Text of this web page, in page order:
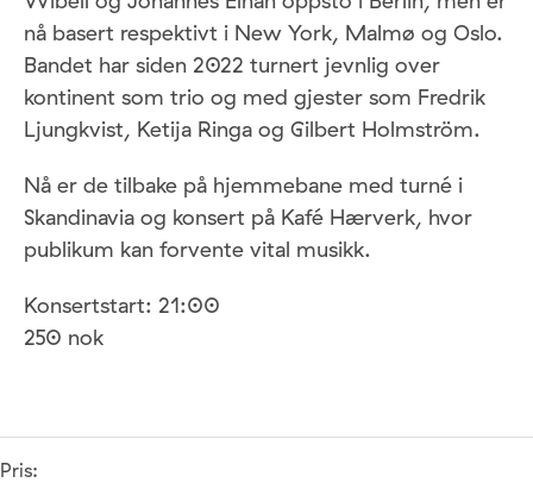
nå basert respektivt i New York, Malmø og Oslo.
Bandet har siden 2022 turnert jevnlig over
kontinent som trio og med gjester som Fredrik
Ljungkvist, Ketija Ringa og Gilbert Holmström.
Nå er de tilbake på hjemmebane med turné i
Skandinavia og konsert på Kafé Hærverk, hvor
publikum kan forvente vital musikk.
Konsertstart: 21:00
250 nok
Pris: